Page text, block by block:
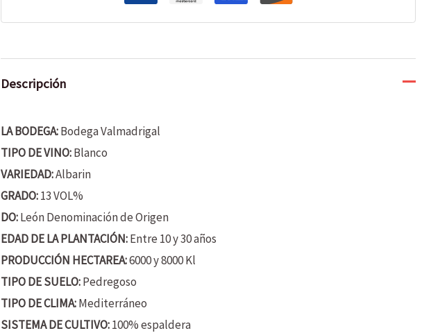
Descripción
LA BODEGA:Bodega Valmadrigal
TIPO DE VINO:Blanco
VARIEDAD:Albarin
GRADO:13 VOL%
DO:León Denominación de Origen
EDAD DE LA PLANTACIÓN:Entre 10 y 30 años
PRODUCCIÓN HECTAREA:6000 y 8000 Kl
TIPO DE SUELO:Pedregoso
TIPO DE CLIMA:Mediterráneo
SISTEMA DE CULTIVO:100% espaldera